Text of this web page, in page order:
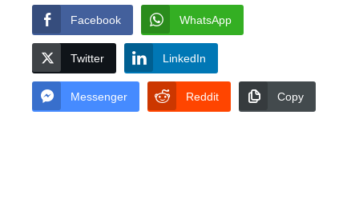
Facebook WhatsApp
Twitter LinkedIn
Messenger Reddit Copy